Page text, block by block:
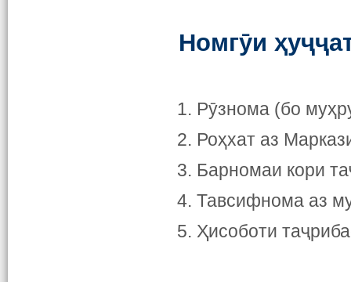
Номгӯи
1. Рӯзнома (бо
2. Роҳхат аз
3. Барномаи кори
4. Тавсифнома аз
5. Ҳисоботи